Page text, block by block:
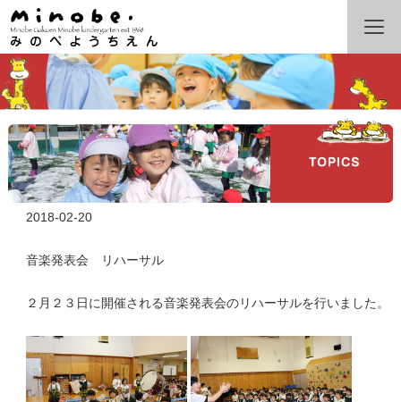
2018-02-20
音楽発表会 リハーサル
２月２３日に開催される音楽発表会のリハーサルを行いました。